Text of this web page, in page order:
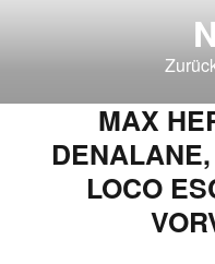
MAX
LOCO